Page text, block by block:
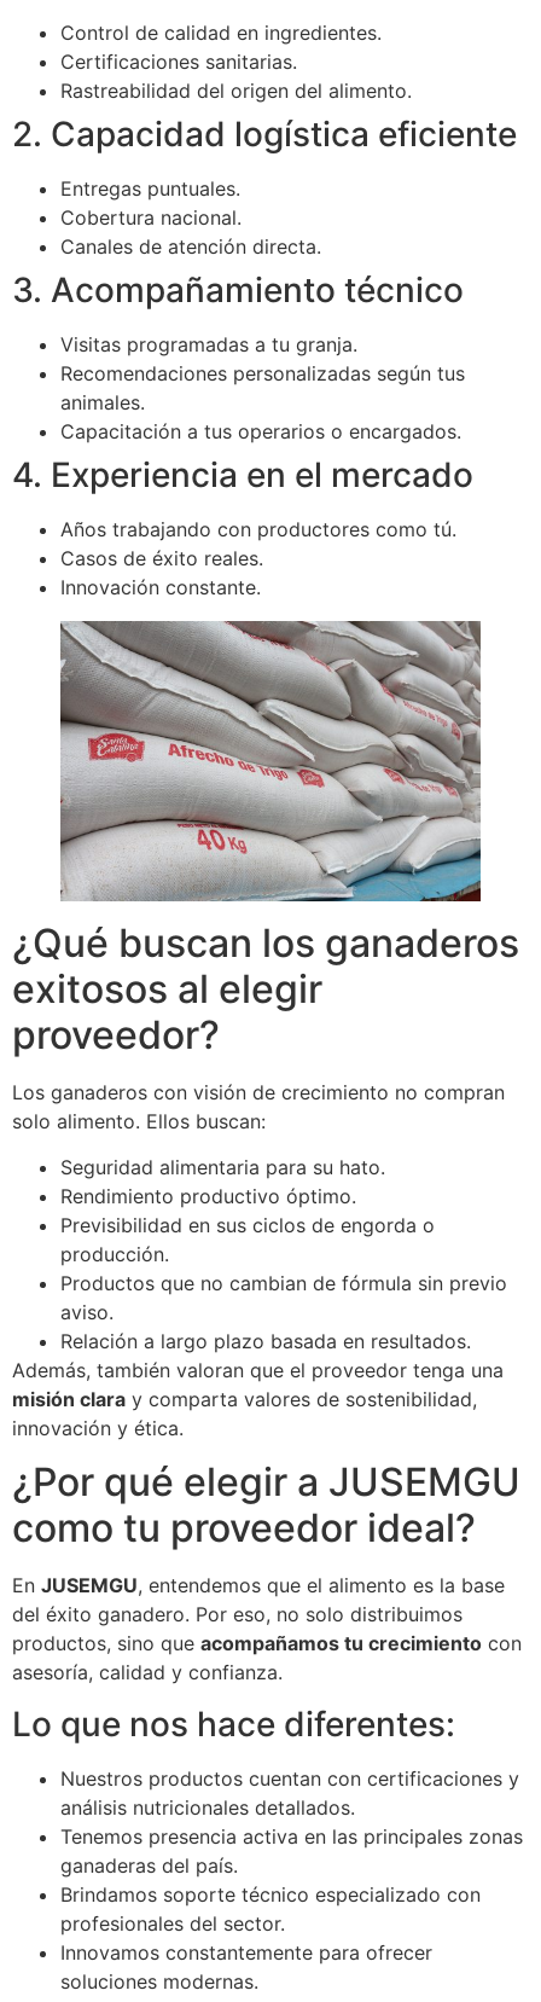
Control de calidad en ingredientes.
Certificaciones sanitarias.
Rastreabilidad del origen del alimento.
2. Capacidad logística eficiente
Entregas puntuales.
Cobertura nacional.
Canales de atención directa.
3. Acompañamiento técnico
Visitas programadas a tu granja.
Recomendaciones personalizadas según tus
animales.
Capacitación a tus operarios o encargados.
4. Experiencia en el mercado
Años trabajando con productores como tú.
Casos de éxito reales.
Innovación constante.
¿Qué buscan los ganaderos
exitosos al elegir
proveedor?
Los ganaderos con visión de crecimiento no compran
solo alimento. Ellos buscan:
Seguridad alimentaria para su hato.
Rendimiento productivo óptimo.
Previsibilidad en sus ciclos de engorda o
producción.
Productos que no cambian de fórmula sin previo
aviso.
Relación a largo plazo basada en resultados.
Además, también valoran que el proveedor tenga una
misión clara y comparta valores de sostenibilidad,
innovación y ética.
¿Por qué elegir a JUSEMGU
como tu proveedor ideal?
En JUSEMGU, entendemos que el alimento es la base
del éxito ganadero. Por eso, no solo distribuimos
productos, sino que acompañamos tu crecimiento con
asesoría, calidad y confianza.
Lo que nos hace diferentes:
Nuestros productos cuentan con certificaciones y
análisis nutricionales detallados.
Tenemos presencia activa en las principales zonas
ganaderas del país.
Brindamos soporte técnico especializado con
profesionales del sector.
Innovamos constantemente para ofrecer
soluciones modernas.